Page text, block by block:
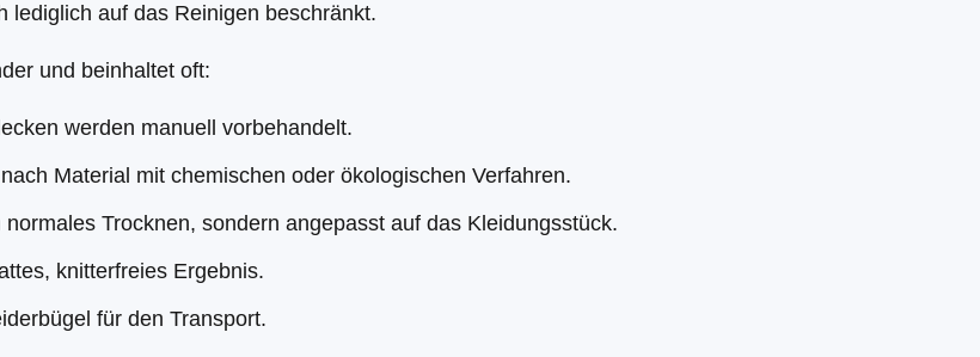
lediglich auf das Reinigen beschränkt.
und beinhaltet oft:
werden manuell vorbehandelt.
Material mit chemischen oder ökologischen Verfahren.
normales Trocknen, sondern angepasst auf das Kleidungsstück.
knitterfreies Ergebnis.
für den Transport.